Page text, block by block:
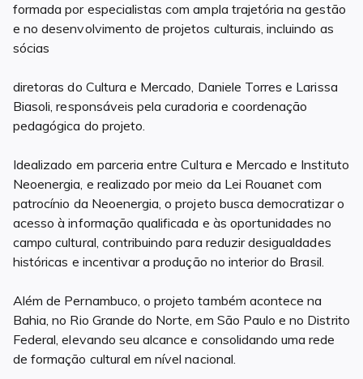
formada por especialistas com ampla trajetória na gestão
e no desenvolvimento de projetos culturais, incluindo as
sócias
diretoras do Cultura e Mercado, Daniele Torres e Larissa
Biasoli, responsáveis pela curadoria e coordenação
pedagógica do projeto.
Idealizado em parceria entre Cultura e Mercado e Instituto
Neoenergia, e realizado por meio da Lei Rouanet com
patrocínio da Neoenergia, o projeto busca democratizar o
acesso à informação qualificada e às oportunidades no
campo cultural, contribuindo para reduzir desigualdades
históricas e incentivar a produção no interior do Brasil.
Além de Pernambuco, o projeto também acontece na
Bahia, no Rio Grande do Norte, em São Paulo e no Distrito
Federal, elevando seu alcance e consolidando uma rede
de formação cultural em nível nacional.